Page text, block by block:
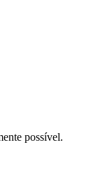
possível.